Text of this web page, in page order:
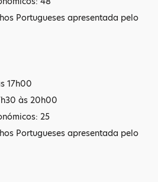
Portugueses apresentada pelo
17h00
às 20h00
25
Portugueses apresentada pelo